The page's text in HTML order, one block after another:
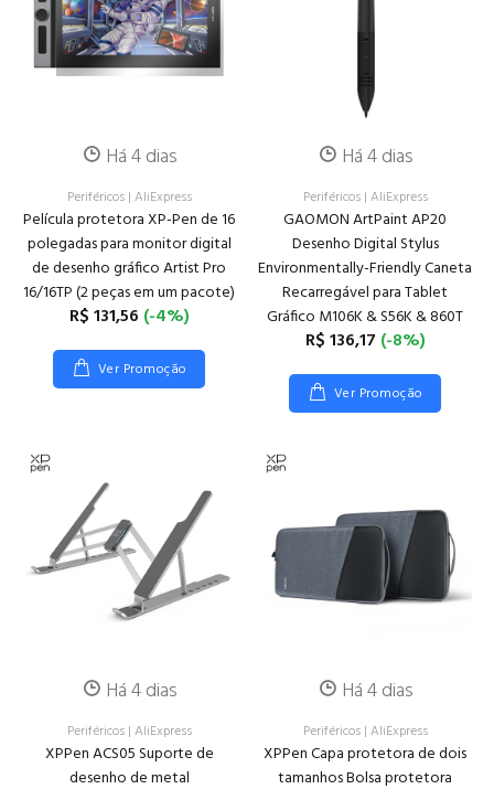
Há 4 dias
Periféricos| AliExpress
Película protetora XP-Pen de 16
polegadas para monitor digital
de desenho gráfico Artist Pro
16/16TP (2 peças em um pacote)
R$ 131,56 (-4%)
Ver Promoção
Há 4 dias
Periféricos| AliExpress
GAOMON ArtPaint AP20
Desenho Digital Stylus
Environmentally-Friendly Caneta
Recarregável para Tablet
Gráfico M106K & S56K & 860T
R$ 136,17 (-8%)
Ver Promoção
Há 4 dias
Periféricos| AliExpress
XPPen ACS05 Suporte de
desenho de metal
Há 4 dias
Periféricos| AliExpress
XPPen Capa protetora de dois
tamanhos Bolsa protetora